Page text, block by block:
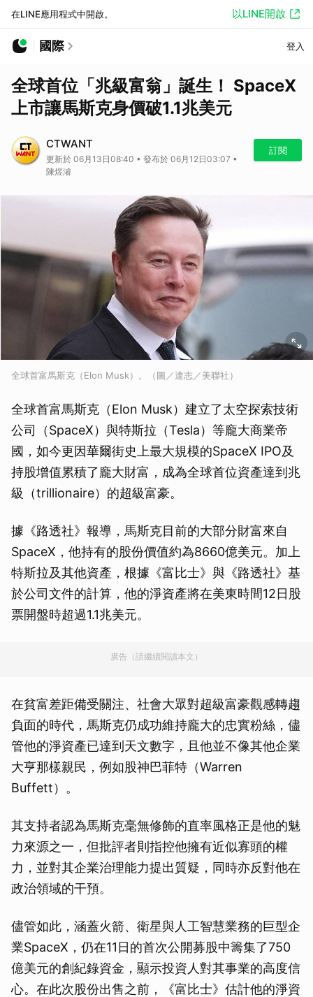
在LINE應用程式中開啟。 以LINE開啟
國際 登入
全球首位「兆級富翁」誕生！ SpaceX
上市讓馬斯克身價破1.1兆美元
CTWANT
更新於 06月13日08:40 • 發布於 06月12日03:07 •
陳煜濬
訂閱
全球首富馬斯克（Elon Musk）。（圖／達志／美聯社）
全球首富馬斯克（Elon Musk）建立了太空探索技術
公司（SpaceX）與特斯拉（Tesla）等龐大商業帝
國，如今更因華爾街史上最大規模的SpaceX IPO及
持股增值累積了龐大財富，成為全球首位資產達到兆
級（trillionaire）的超級富豪。
據《路透社》報導，馬斯克目前的大部分財富來自
SpaceX，他持有的股份價值約為8660億美元。加上
特斯拉及其他資產，根據《富比士》與《路透社》基
於公司文件的計算，他的淨資產將在美東時間12日股
票開盤時超過1.1兆美元。
廣告（請繼續閱讀本文）
在貧富差距備受關注、社會大眾對超級富豪觀感轉趨
負面的時代，馬斯克仍成功維持龐大的忠實粉絲，儘
管他的淨資產已達到天文數字，且他並不像其他企業
大亨那樣親民，例如股神巴菲特（Warren
Buffett）。
其支持者認為馬斯克毫無修飾的直率風格正是他的魅
力來源之一，但批評者則指控他擁有近似寡頭的權
力，並對其企業治理能力提出質疑，同時亦反對他在
政治領域的干預。
儘管如此，涵蓋火箭、衛星與人工智慧業務的巨型企
業SpaceX，仍在11日的首次公開募股中籌集了750
億美元的創紀錄資金，顯示投資人對其事業的高度信
心。在此次股份出售之前，《富比士》估計他的淨資